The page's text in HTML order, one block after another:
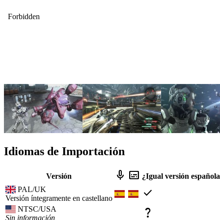
Idiomas de Importación
Versión mic subtitles ¿Igual versión
PAL/UK
Versión íntegramente en castellano
check
NTSC/USA
Sin información
question_mark